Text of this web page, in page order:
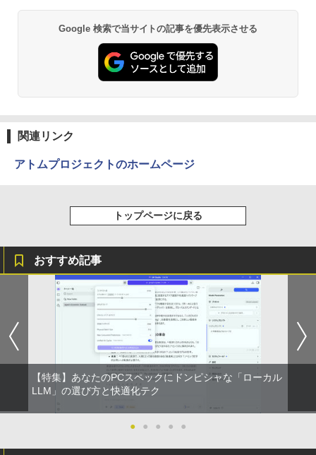
D38001 [ESPRIMO D588/T(i5-8500 8G
B SSD500GB Win10Pro64)]
￥21,280
56GB/512GB/1TB/DVD/USB 3.0/Wifi/無
￥49,800
4
pc Ryzen Embedded R2544初登場 8G
B+256GB 4TB拡張可 mini pc Windows
11 Pro 動作より高速 4K×3画面出力 ミニ
パソコン HDMI2.0+DP1.4 静音性 小型pc
豊富な端子Type-C USB3.2 有線LAN WI
FI5/BT4.2 省電力 オフィス/学習向け P2
￥33,800
★office搭載＼2年保証／ minipc ミニPC
デスクトップパソコン パソコン 新品 Off
古モニター 23.8インチ フルHD IPSパネ
ル ノングレア BenQ GW2480 HDMI Dis
playPort VGA スピーカー内蔵 ケーブル
付き 動作確認済み 30日保証 送料無料
非光沢 ブルーライトカット HDMI VGA
￥9,999
モバイルモニター 15.6インチ InnoView
モバイルディスプレイ 自立型 1920*1080
FHD ポータブルモニター IPS液晶パネル
薄型 軽量 持ち運び 壁掛けに対応 Switc
h/PS3/PS4/PS5/Xbox One/PC/スマホ/U
SBType-C/標準HDMI対応【選べる種
類】タッチ/ケース付き/4Kタイプ
￥8,980
DELL デル E2417H LED液晶モニター 2
￥1,650
3 日本創世史
Fメディアワークス ]
ちいかわカレンダー2027 [ ナガノ ]
￥1,980
Anker Soundcore P31i ブラック
￥5,990
【2026年アップグレード版】AOKIMI ワイヤ
レスイヤホン bluetooth イヤホン V12 小型
軽量 ブルートゥースHi-Fi 最大36時間再生 ぶ
学/WEB会議(ホワイト)
￥1,964
Xiaomi シャオミ REDMI Buds 8 Lite ワイヤ
レスイヤホン Bluetooth 5.4 ノイズキャンセ
リング ANC 36時間再生
￥3,480
BRUCE WAYNE feat. Flo Milli, ATL Jacob
￥250
On My Road (Stadium ver.)
BUGS LIFE
￥250
by Amazon 天然水 ラベルレス 500ml ×24本
ウォーター ペットボトル 静岡県産 500ミリリ
ットル (Smart Basic)
by Amazon 炭酸水 ラベルレス 500ml ×24本
強炭酸水 ペットボトル 500ミリリットル (Sm
コカ・コーラ やかんの麦茶 from 爽健美茶 ラ
ベルレス 650mlPET×24本
￥2,009
異世界居酒屋「のぶ」(22) (角川コミックス・
￥832
HUNTER×HUNTER モノクロ版 39 (ジャンプ
コミックスDIGITAL)
スーパーの裏でヤニ吸うふたり 9巻 (デジタル
版ビッグガンガンコミックス)
￥810
Google 検索で当サイトの記事を優先表示させる
関連リンク
アトムプロジェクトのホームページ
トップページに戻る
おすすめ記事
【特集】あなたのPCスペックにドンピシャな「ローカル
LLM」の選び方と快適化テク
● ● ● ● ●